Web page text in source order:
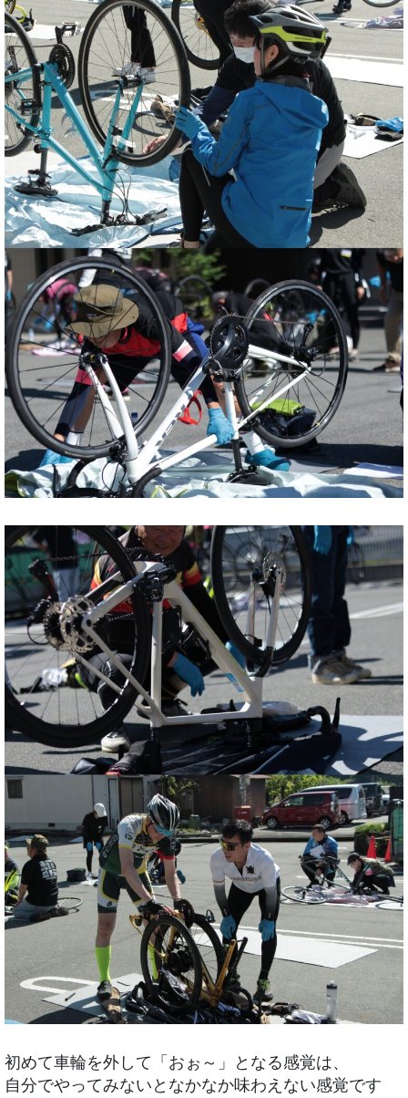
初めて車輪を外して「おぉ～」となる感覚は、
自分でやってみないとなかなか味わえない感覚です